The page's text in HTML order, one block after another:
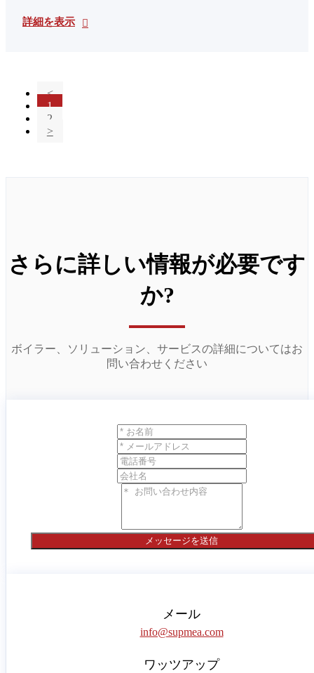
詳細を表示
<
1
2
>
さらに詳しい情報が必要です
か?
ボイラー、ソリューション、サービスの詳細についてはお
問い合わせください
メッセージを送信
メール
info@supmea.com
ワッツアップ